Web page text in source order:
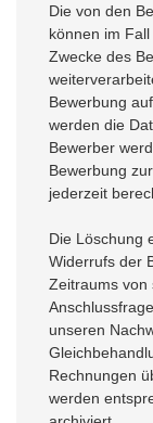
Die von den
können im
Zwecke des
Bewerbung
werden die
Bewerber
Bewerbung
jederzeit
Die Löschung
Widerrufs der
Zeitraums von
unseren
Rechnungen
werden